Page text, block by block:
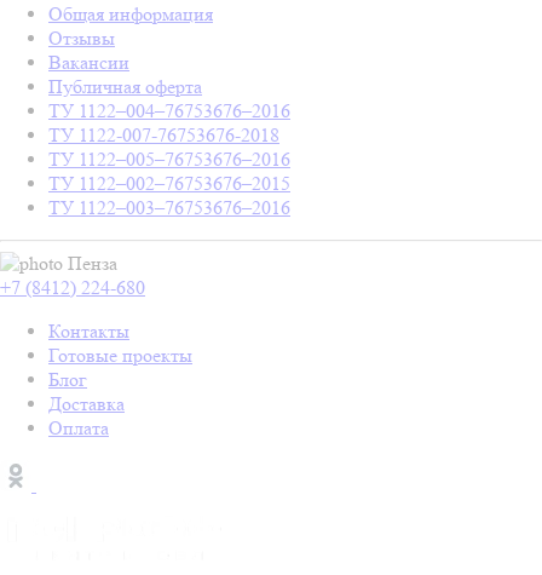
Общая информация
Отзывы
Вакансии
Публичная оферта
ТУ 1122–004–76753676–2016
ТУ 1122-007-76753676-2018
ТУ 1122–005–76753676–2016
ТУ 1122–002–76753676–2015
ТУ 1122–003–76753676–2016
Пенза
+7 (8412) 224-680
Контакты
Готовые проекты
Блог
Доставка
Оплата